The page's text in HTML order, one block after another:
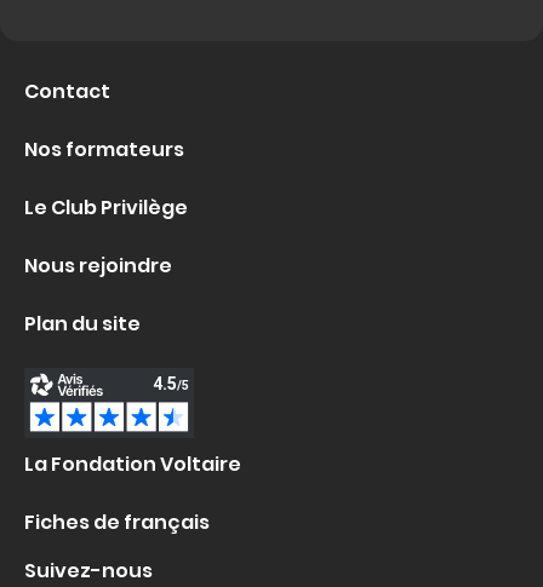
Contact
Nos formateurs
Le Club Privilège
Nous rejoindre
Plan du site
La Fondation Voltaire
Fiches de français
Suivez-nous